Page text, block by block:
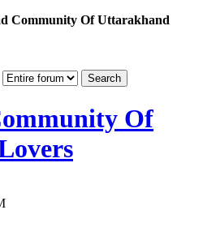
Community Of Uttarakhand
Of